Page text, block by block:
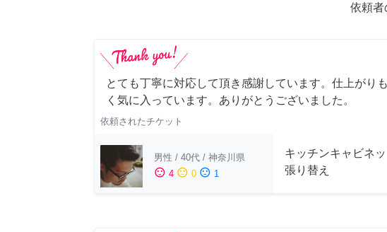
依頼者
とても丁寧に対応して頂き感謝しています。仕上がり
く気に入っています。ありがとうございました。
依頼されたチケット
男性 / 40代 / 神奈川県
sentiment_satisfied 4 sentiment_neutral 0 sentiment_dissatisfied 1
キッチンキャビネ
張り替え